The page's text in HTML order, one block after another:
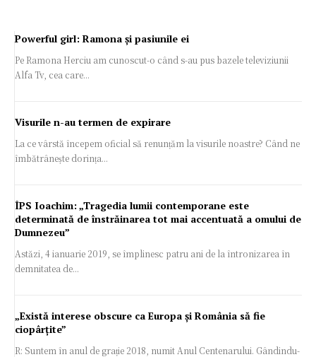
Powerful girl: Ramona și pasiunile ei
Pe Ramona Herciu am cunoscut-o când s-au pus bazele televiziunii
Alfa Tv, cea care...
Visurile n-au termen de expirare
La ce vârstă începem oficial să renunțăm la visurile noastre? Când ne
îmbătrânește dorința...
ÎPS Ioachim: „Tragedia lumii contemporane este
determinată de înstrăinarea tot mai accentuată a omului de
Dumnezeu”
Astăzi, 4 ianuarie 2019, se împlinesc patru ani de la întronizarea în
demnitatea de...
„Există interese obscure ca Europa și România să fie
ciopârțite”
R: Suntem în anul de grație 2018, numit Anul Centenarului. Gândindu-